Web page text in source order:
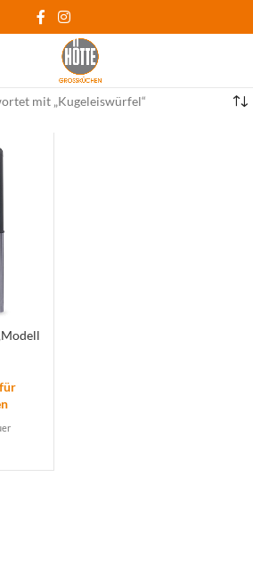
mit „Kugeleiswürfel“